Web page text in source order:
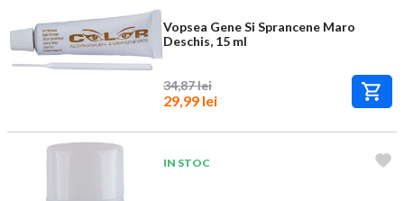
Vopsea Gene Si Sprancene Maro
Deschis, 15 ml
34,87 lei
29,99 lei
IN STOC